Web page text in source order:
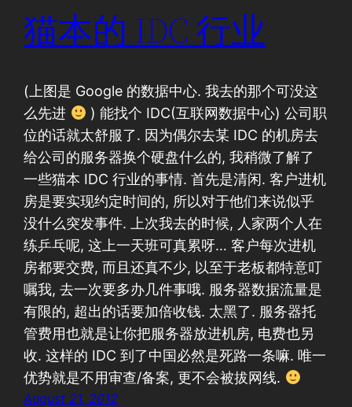
猫本的 IDC 行业
(上图是 Google 的数据中心. 我去的那个可没这
么先进
) 能找个 IDC(互联网数据中心) 公司职
位的话就太舒服了. 因为偶尔去某 IDC 的机房去
给公司的服务器换个硬盘什么的, 我稍微了解了
一些猫本 IDC 行业的事情. 首先是清闲. 客户进机
房是要实现约定时间的, 所以对于他们来说似乎
没什么突发事件. 上次我去的时候, 人家两个人在
练乒乓呢, 这上一天班可真累呀… 客户每次进机
房都要交费, 而且还真不少, 以至于老板都特意叮
嘱我, 去一次要多办几件事哦. 服务器数据流量是
有限的, 超出的话要加倍收钱. 太黑了. 服务器托
管费用也就是让你把服务器放进机房, 电费也另
收. 这样的 IDC 到了中国必然是死路一条嘛. 唯一
优势就是不用审查/备案, 更不会被拔网线.
August 21, 2012